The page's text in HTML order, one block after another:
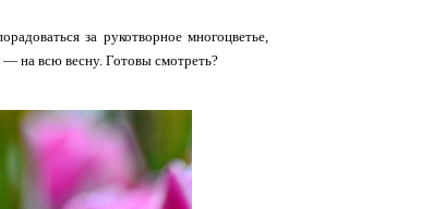
за рукотворное многоцветье,
— на всю весну. Готовы смотреть?